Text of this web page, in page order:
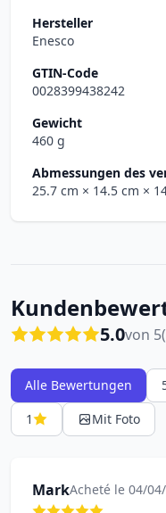
Hersteller
Enesco
GTIN-Code
0028399438242
Gewicht
460 g
Abmessungen des
25.7 cm × 14.5 cm ×
5.0von 5
Alle Bewertungen
1
Mit Foto
MarkAcheté le 04/